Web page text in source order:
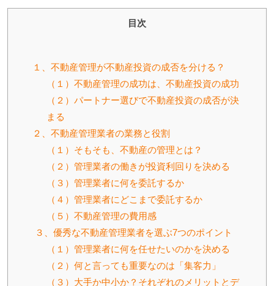
目次
１、不動産管理が不動産投資の成否を分ける？
（１）不動産管理の成功は、不動産投資の成功
（２）パートナー選びで不動産投資の成否が決
まる
２、不動産管理業者の業務と役割
（１）そもそも、不動産の管理とは？
（２）管理業者の働きが投資利回りを決める
（３）管理業者に何を委託するか
（４）管理業者にどこまで委託するか
（５）不動産管理の費用感
３、優秀な不動産管理業者を選ぶ7つのポイント
（１）管理業者に何を任せたいのかを決める
（２）何と言っても重要なのは「集客力」
（３）大手か中小か？それぞれのメリットとデ